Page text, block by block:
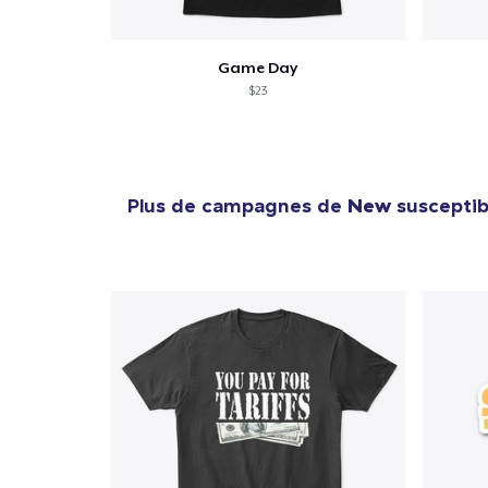
Game Day
$23
Plus de campagnes de New